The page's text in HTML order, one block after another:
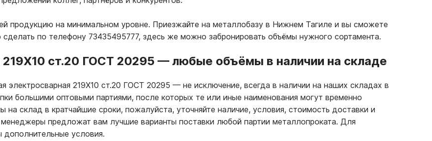
продукцию на минимальном уровне. Приезжайте на металлобазу в Нижнем Тагиле и вы сможете
по телефону 73435495777, здесь же можно забронировать объёмы нужного сортамента.
219Х10 ст.20 ГОСТ 20295 — любые объёмы в наличии на складе
электросварная 219Х10 ст.20 ГОСТ 20295 — не исключение, всегда в наличии на наших складах в
большими оптовыми партиями, после которых те или иные наименования могут временно
на склад в кратчайшие сроки, пожалуйста, уточняйте наличие, условия, стоимость доставки и
предложат вам лучшие варианты поставки любой партии металлопроката. Для
условия.